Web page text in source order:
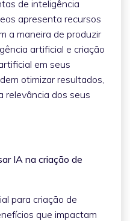
de inteligência
apresenta recursos
a maneira de produzir
artificial e criação
em seus
otimizar resultados,
relevância dos seus
IA na criação de
para criação de
que impactam